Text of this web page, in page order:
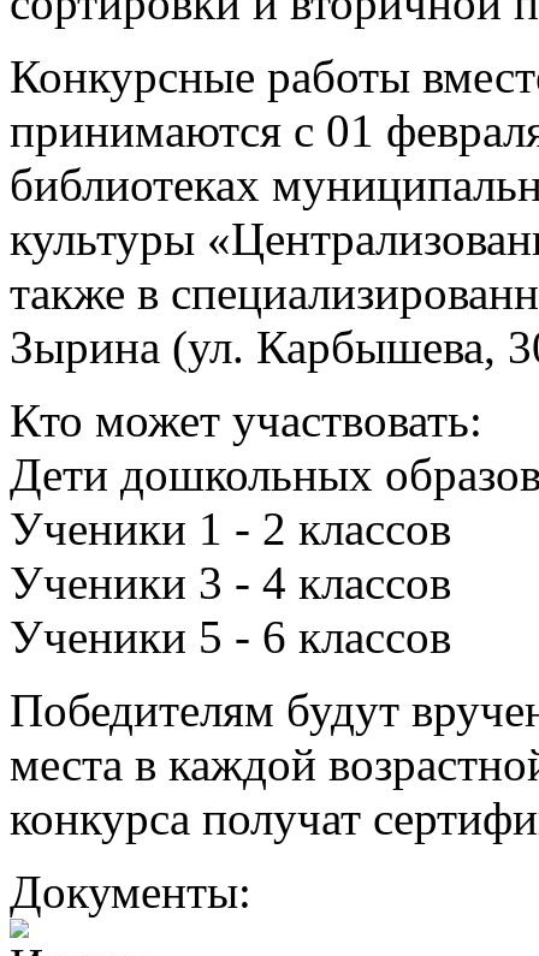
Конкурсные работы
принимаются с 01
библиотеках
культуры
также в
Зырина (ул. Карбышева,
Кто может участвовать:
Дети дошкольных
Ученики 1 - 2 классов
Ученики 3 - 4 классов
Ученики 5 - 6 классов
Победителям будут
места в каждой
конкурса получат
Документы: